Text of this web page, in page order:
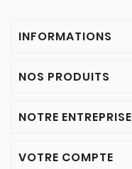
INFORMATIONS
NOS PRODUITS
NOTRE ENTREPRISE
VOTRE COMPTE